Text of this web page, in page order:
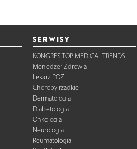
SERWISY
KONGRES TOP MEDICAL TRENDS
Menedżer Zdrowia
Lekarz POZ
Choroby rzadkie
Dermatologia
Diabetologia
Onkologia
Neurologia
Reumatologia